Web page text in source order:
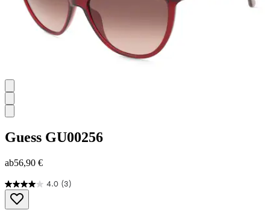
Guess GU00256
ab56,90 €
4.0 (3)
4.0
von
5